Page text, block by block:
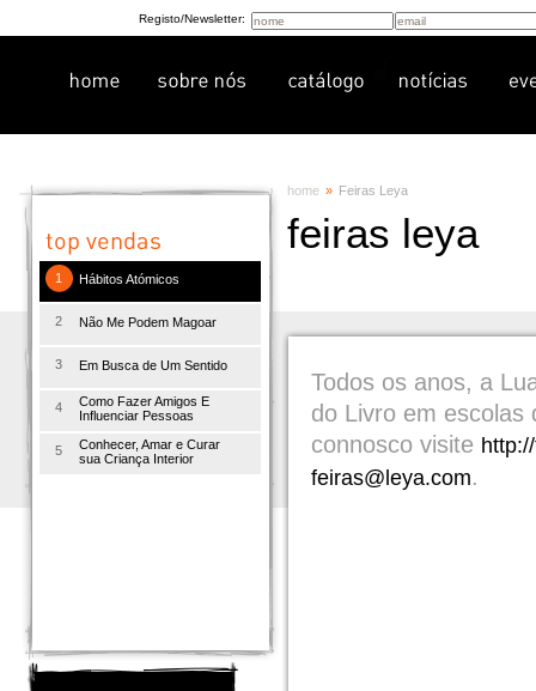
Registo/Newsletter:
1 Hábitos Atómicos
2 Não Me Podem Magoar
3 Em Busca de Um Sentido
4
Como Fazer Amigos E
Influenciar Pessoas
5
Conhecer, Amar e Curar
sua Criança Interior
home » Feiras Leya
feiras leya
Todos os anos, a
do Livro em escolas
connosco visite
feiras@leya.com.